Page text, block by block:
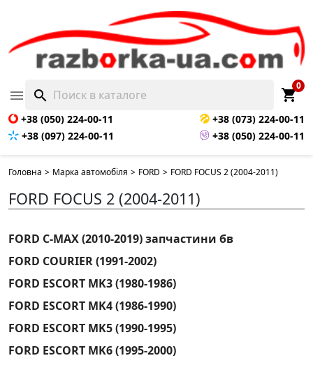
 search shopping_cart
0
+38 (050) 224-00-11
+38 (073) 224-00-11
+38 (097) 224-00-11
+38 (050) 224-00-11
Головна > Марка автомобіля > FORD > FORD FOCUS 2 (2004-2011)
FORD FOCUS 2 (2004-2011)
FORD C-MAX (2010-2019) запчастини бв
FORD COURIER (1991-2002)
FORD ESCORT MK3 (1980-1986)
FORD ESCORT MK4 (1986-1990)
FORD ESCORT MK5 (1990-1995)
FORD ESCORT MK6 (1995-2000)